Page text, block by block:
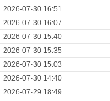
2026-07-30 16:51
2026-07-30 16:07
2026-07-30 15:40
2026-07-30 15:35
2026-07-30 15:03
2026-07-30 14:40
2026-07-29 18:49